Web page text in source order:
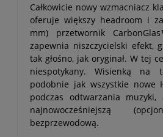
Całkowicie nowy wzmacniacz
oferuje większy headroom i
mm) przetwornik
zapewnia niszczycielski efekt,
tak głośno, jak oryginał. W tej
niespotykany. Wisienką
podobnie jak wszystkie nowe
podczas odtwarzania
najnowocześniejszą
bezprzewodową.